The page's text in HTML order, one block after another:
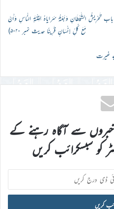
باب تَحْرِيشُ الشَّيْطَانِ وَبَعْثُهُ سَرَايَاهُ لِفِتْنَةِ النَّاسِ وَأَنَّ
مَعَ كُلِّ إِنْسَانٍ قَرِينًا حدیث نمبر ۵۰۲۰)
غیرت
خبروں سے آگاہ رہنے کے
کو سبسکرائب کریں